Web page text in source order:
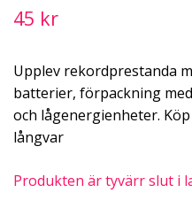
45 kr
Upplev rekordprestanda
batterier, förpackning
och lågenergienheter.
långvar
Produkten är tyvärr slut i